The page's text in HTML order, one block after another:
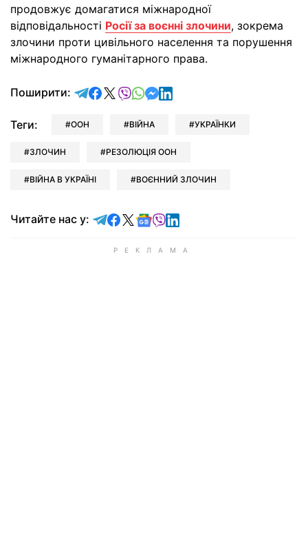
продовжує домагатися міжнародної
відповідальності Росії за воєнні злочини, зокрема
злочини проти цивільного населення та порушення
міжнародного гуманітарного права.
Поширити: відправити у Telegram
поділитись у Facebook
поділитись у X
відправити у Viber
відправити у Whatsapp
відправити у Messenger
відправити у LinkedIn
Теги: ООН ВІЙНА УКРАЇНКИ
ЗЛОЧИН РЕЗОЛЮЦІЯ ООН
ВІЙНА В УКРАЇНІ ВОЄННИЙ ЗЛОЧИН
Читайте нас у: Читайте у Telegram
Читайте у Facebook
Читайте у X
Читайте у Google news
Читайте у Viber
Читайте у LinkedIn